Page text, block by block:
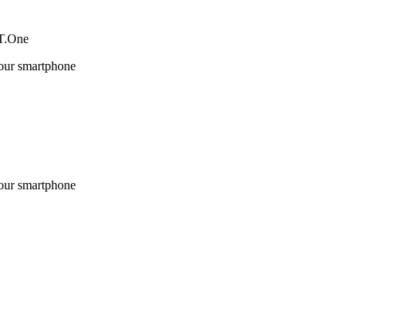
smartphone
smartphone